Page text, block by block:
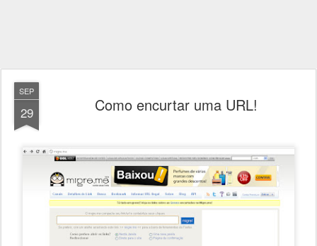
SEP
29 Como encurtar uma URL!